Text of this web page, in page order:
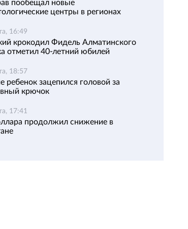
пообещал новые
центры в регионах
16:49
крокодил Фидель Алматинского
отметил 40-летний юбилей
18:57
ребенок зацепился головой за
крючок
17:41
продолжил снижение в